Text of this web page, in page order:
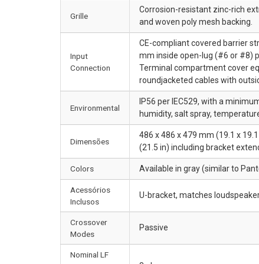
Grille
Corrosion-resistant zinc-rich
and woven poly mesh backing.
Input
Connection
CE-compliant covered barrier
mm inside open-lug (#6 or #8)
Terminal compartment cover
roundjacketed cables with
Environmental
IP56 per IEC529, with a
humidity, salt spray,
Dimensões
486 x 486 x 479 mm (19.1 x
(21.5 in) including bracket
Colors Available in gray (similar to
Acessórios
Inclusos
U-bracket, matches
Crossover
Modes
Passive
Nominal LF